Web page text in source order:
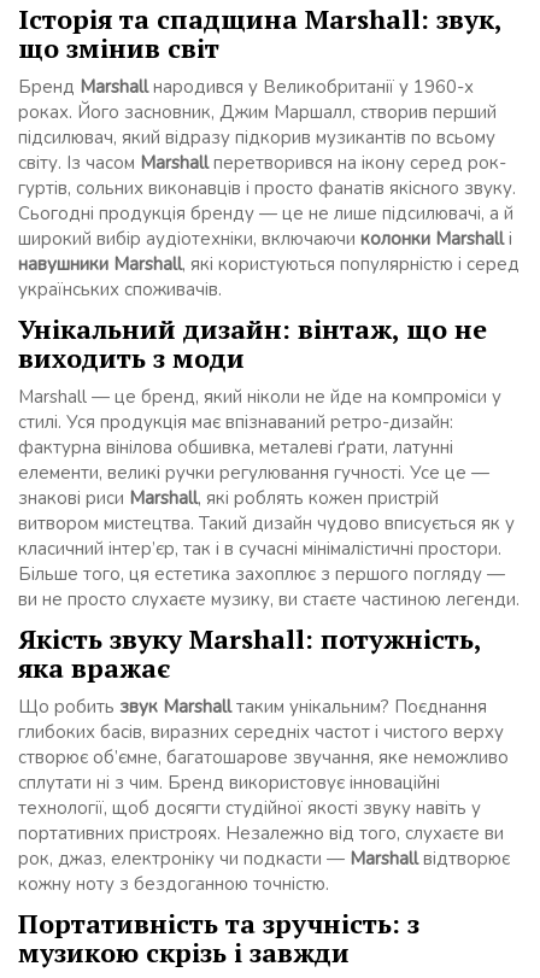
Історія та спадщина Marshall: звук,
що змінив світ
Бренд Marshallнародився у Великобританії у 1960-х
роках. Його засновник, Джим Маршалл, створив перший
підсилювач, який відразу підкорив музикантів по всьому
світу. Із часом Marshallперетворився на ікону серед рок-
гуртів, сольних виконавців і просто фанатів якісного звуку.
Сьогодні продукція бренду — це не лише підсилювачі, а й
широкий вибір аудіотехніки, включаючи колонки Marshallі
навушники Marshall, які користуються популярністю і серед
українських споживачів.
Унікальний дизайн: вінтаж, що не
виходить з моди
Marshall — це бренд, який ніколи не йде на компроміси у
стилі. Уся продукція має впізнаваний ретро-дизайн:
фактурна вінілова обшивка, металеві ґрати, латунні
елементи, великі ручки регулювання гучності. Усе це —
знакові риси Marshall, які роблять кожен пристрій
витвором мистецтва. Такий дизайн чудово вписується як у
класичний інтер’єр, так і в сучасні мінімалістичні простори.
Більше того, ця естетика захоплює з першого погляду —
ви не просто слухаєте музику, ви стаєте частиною легенди.
Якість звуку Marshall: потужність,
яка вражає
Що робить звук Marshallтаким унікальним? Поєднання
глибоких басів, виразних середніх частот і чистого верху
створює об’ємне, багатошарове звучання, яке неможливо
сплутати ні з чим. Бренд використовує інноваційні
технології, щоб досягти студійної якості звуку навіть у
портативних пристроях. Незалежно від того, слухаєте ви
рок, джаз, електроніку чи подкасти — Marshallвідтворює
кожну ноту з бездоганною точністю.
Портативність та зручність: з
музикою скрізь і завжди